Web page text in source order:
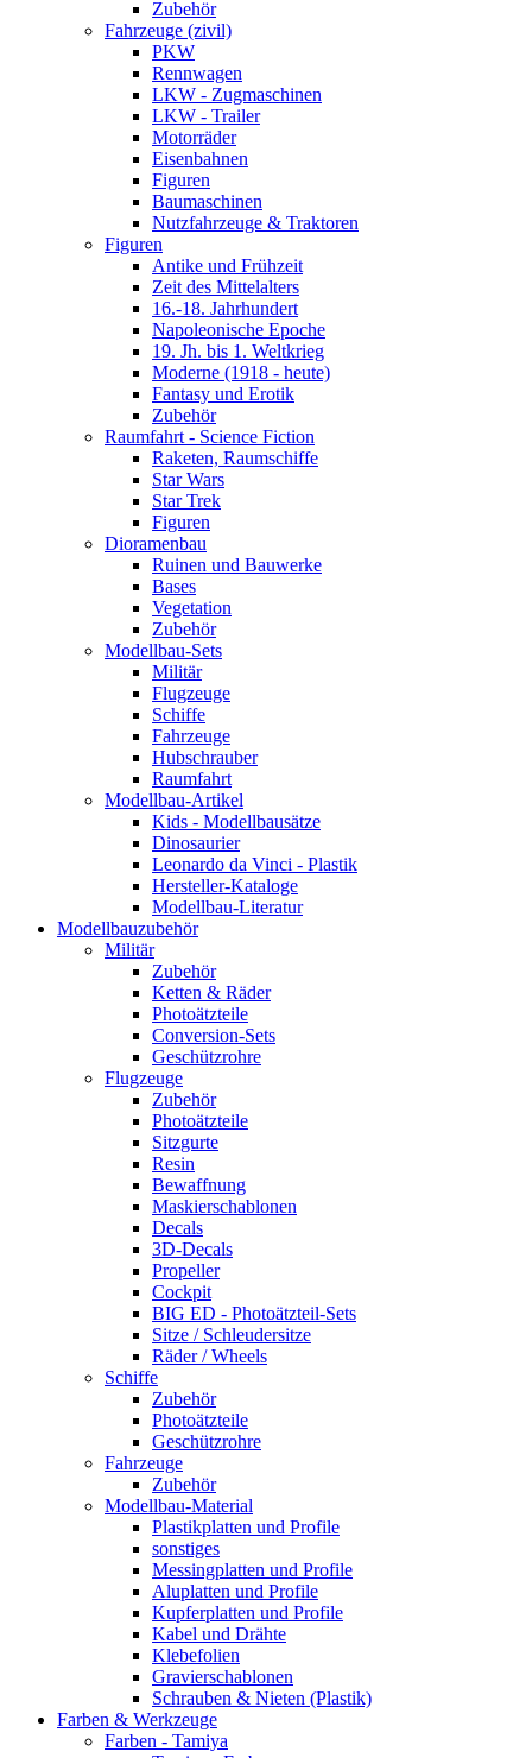
Zubehör
Fahrzeuge (zivil)
PKW
Rennwagen
LKW - Zugmaschinen
LKW - Trailer
Motorräder
Eisenbahnen
Figuren
Baumaschinen
Nutzfahrzeuge & Traktoren
Figuren
Antike und Frühzeit
Zeit des Mittelalters
16.-18. Jahrhundert
Napoleonische Epoche
19. Jh. bis 1. Weltkrieg
Moderne (1918 - heute)
Fantasy und Erotik
Zubehör
Raumfahrt - Science Fiction
Raketen, Raumschiffe
Star Wars
Star Trek
Figuren
Dioramenbau
Ruinen und Bauwerke
Bases
Vegetation
Zubehör
Modellbau-Sets
Militär
Flugzeuge
Schiffe
Fahrzeuge
Hubschrauber
Raumfahrt
Modellbau-Artikel
Kids - Modellbausätze
Dinosaurier
Leonardo da Vinci - Plastik
Hersteller-Kataloge
Modellbau-Literatur
Modellbauzubehör
Militär
Zubehör
Ketten & Räder
Photoätzteile
Conversion-Sets
Geschützrohre
Flugzeuge
Zubehör
Photoätzteile
Sitzgurte
Resin
Bewaffnung
Maskierschablonen
Decals
3D-Decals
Propeller
Cockpit
BIG ED - Photoätzteil-Sets
Sitze / Schleudersitze
Räder / Wheels
Schiffe
Zubehör
Photoätzteile
Geschützrohre
Fahrzeuge
Zubehör
Modellbau-Material
Plastikplatten und Profile
sonstiges
Messingplatten und Profile
Aluplatten und Profile
Kupferplatten und Profile
Kabel und Drähte
Klebefolien
Gravierschablonen
Schrauben & Nieten (Plastik)
Farben & Werkzeuge
Farben - Tamiya